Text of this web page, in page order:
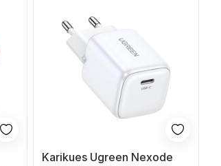
Karikues Ugreen Nexode